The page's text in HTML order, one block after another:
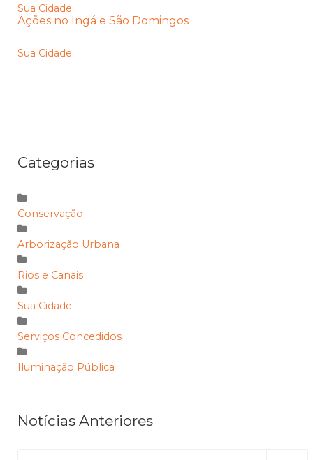
Sua Cidade
Ações no Ingá e São Domingos
Sua Cidade
Categorias
Conservação
Arborização Urbana
Rios e Canais
Sua Cidade
Serviços Concedidos
Iluminação Pública
Notícias Anteriores